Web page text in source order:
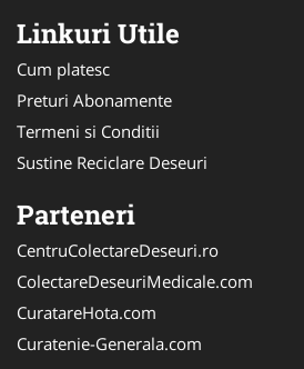
Linkuri Utile
Cum platesc
Preturi Abonamente
Termeni si Conditii
Sustine Reciclare Deseuri
Parteneri
CentruColectareDeseuri.ro
ColectareDeseuriMedicale.com
CuratareHota.com
Curatenie-Generala.com